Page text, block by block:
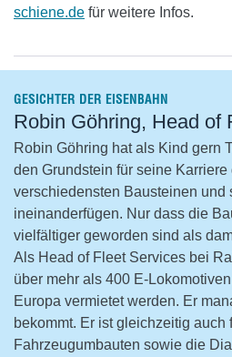
schiene.de für weitere Infos.
GESICHTER DER EISENBAHN
Robin Göhring, Head of
Robin Göhring hat als Kind gern
den Grundstein für seine
verschiedensten Bausteinen und
ineinanderfügen. Nur dass die
vielfältiger geworden sind als
Als Head of Fleet Services bei
über mehr als 400 E-
Europa vermietet werden. Er
bekommt. Er ist gleichzeitig
Fahrzeugumbauten sowie die